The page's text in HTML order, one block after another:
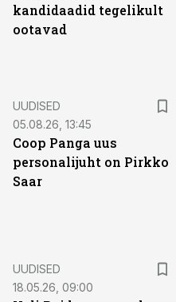
kandidaadid tegelikult
ootavad
UUDISED
05.08.26, 13:45
Coop Panga uus
personalijuht on Pirkko
Saar
UUDISED
18.05.26, 09:00